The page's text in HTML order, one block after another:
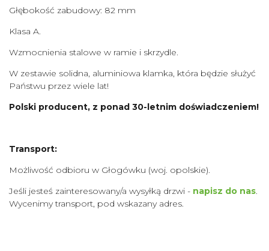
Głębokość zabudowy: 82 mm
Klasa A.
Wzmocnienia stalowe w ramie i skrzydle.
W zestawie solidna, aluminiowa klamka, która będzie służyć
Państwu przez wiele lat!
Polski producent, z ponad 30-letnim doświadczeniem!
Transport:
Możliwość odbioru w Głogówku (woj. opolskie).
Jeśli jesteś zainteresowany/a wysyłką drzwi - napisz do nas.
Wycenimy transport, pod wskazany adres.